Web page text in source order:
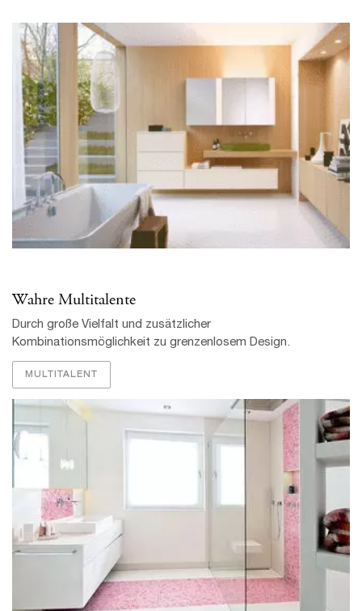
Wahre Multitalente
Durch große Vielfalt und zusätzlicher
Kombinationsmöglichkeit zu grenzenlosem Design.
MULTITALENT